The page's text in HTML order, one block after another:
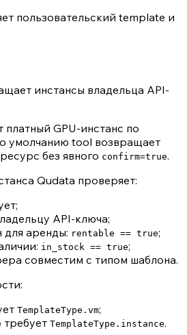
пользовательский template и
инстансы владельца API-
платный GPU-инстанс по
умолчанию tool возвращает
без явного confirm=true.
Qudata проверяет:
API-ключа;
аренды: rentable == true;
in_stock == true;
совместим с типом шаблона.
TemplateType.vm;
требует TemplateType.instance.